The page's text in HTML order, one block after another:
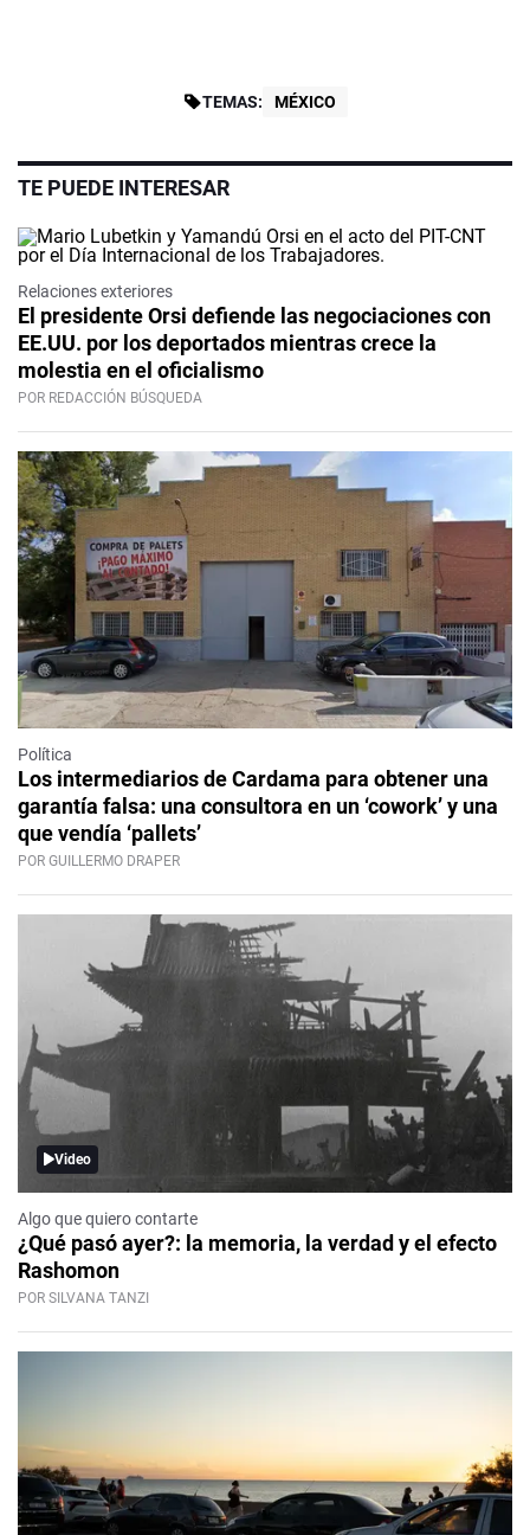
TEMAS: MÉXICO
TE PUEDE INTERESAR
Relaciones exteriores
El presidente Orsi defiende las negociaciones con
EE.UU. por los deportados mientras crece la
molestia en el oficialismo
POR REDACCIÓN BÚSQUEDA
Política
Los intermediarios de Cardama para obtener una
garantía falsa: una consultora en un ‘cowork’ y una
que vendía ‘pallets’
POR GUILLERMO DRAPER
Video
Algo que quiero contarte
¿Qué pasó ayer?: la memoria, la verdad y el efecto
Rashomon
POR SILVANA TANZI